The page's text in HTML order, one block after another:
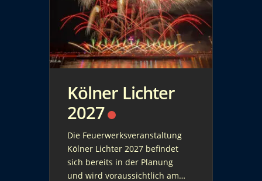
Kölner Lichter
2027
Die Feuerwerksveranstaltung
Kölner Lichter 2027 befindet
sich bereits in der Planung
und wird voraussichtlich am